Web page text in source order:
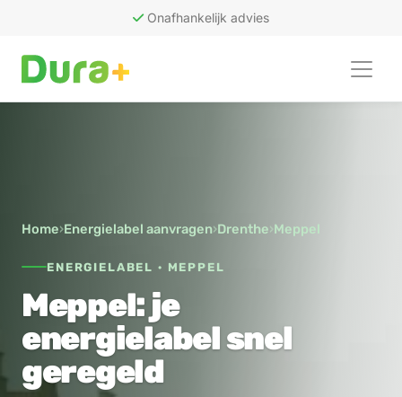
Onafhankelijk advies50
Home›Energielabel aanvragen›Drenthe›Meppel
ENERGIELABEL · MEPPEL
Meppel: je
energielabel snel
geregeld